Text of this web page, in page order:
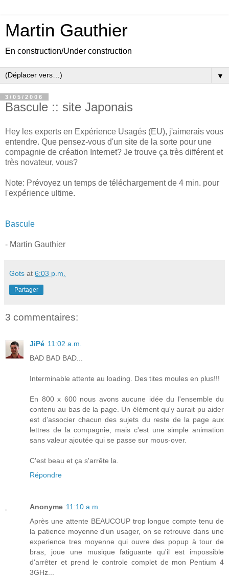
Martin Gauthier
En construction/Under construction
▼
3/05/2006
Bascule :: site Japonais
Hey les experts en Expérience Usagés (EU), j'aimerais vous
entendre. Que pensez-vous d'un site de la sorte pour une
compagnie de création Internet? Je trouve ça très différent et
très novateur, vous?
Note: Prévoyez un temps de téléchargement de 4 min. pour
l'expérience ultime.
Bascule
- Martin Gauthier
Gots at 6:03 p.m.
Partager
3 commentaires:
JiPé 11:02 a.m.
BAD BAD BAD...
Interminable attente au loading. Des tites moules en plus!!!
En 800 x 600 nous avons aucune idée du l'ensemble du
contenu au bas de la page. Un élément qu'y aurait pu aider
est d'associer chacun des sujets du reste de la page aux
lettres de la compagnie, mais c'est une simple animation
sans valeur ajoutée qui se passe sur mous-over.
C'est beau et ça s'arrête la.
Répondre
Anonyme 11:10 a.m.
Après une attente BEAUCOUP trop longue compte tenu de
la patience moyenne d'un usager, on se retrouve dans une
experience tres moyenne qui ouvre des popup à tour de
bras, joue une musique fatiguante qu'il est impossible
d'arrêter et prend le controle complet de mon Pentium 4
3GHz...